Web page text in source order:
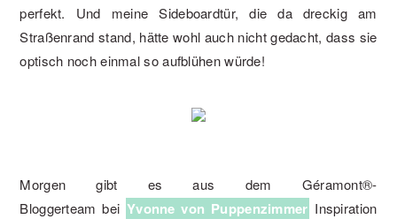
perfekt. Und meine Sideboardtür, die da dreckig am
Straßenrand stand, hätte wohl auch nicht gedacht, dass sie
optisch noch einmal so aufblühen würde!
Morgen gibt es aus dem Géramont®-
Bloggerteam bei Yvonne von Puppenzimmer Inspiration